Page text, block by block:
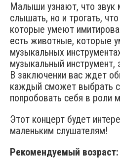
Малыши узнают, что звук
слышать, но и трогать,
которые умеют
есть животные, которые
музыкальных
музыкальный инструмент,
В заключении вас ждет
каждый сможет выбрать
попробовать себя в роли
Этот концерт будет
маленьким слушателям!
Рекомендуемый возраст: